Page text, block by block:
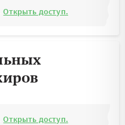
Открыть доступ.
Открыть доступ.